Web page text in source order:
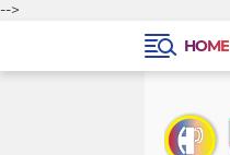
-->
HOME